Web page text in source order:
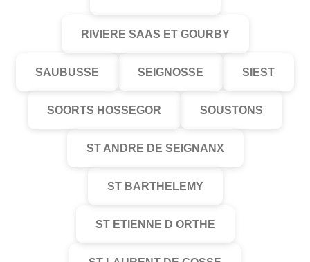
RIVIERE SAAS ET GOURBY
SAUBUSSE SEIGNOSSE SIEST
SOORTS HOSSEGOR SOUSTONS
ST ANDRE DE SEIGNANX
ST BARTHELEMY
ST ETIENNE D ORTHE